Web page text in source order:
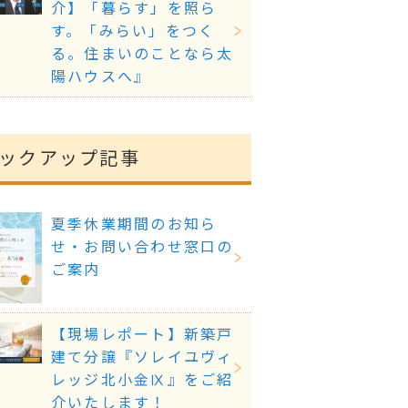
介】「暮らす」を照ら
す。「みらい」をつく
る。住まいのことなら太
陽ハウスへ』
クアップ記事
夏季休業期間のお知ら
せ・お問い合わせ窓口の
ご案内
【現場レポート】新築戸
建て分譲『ソレイユヴィ
レッジ北小金Ⅸ』をご紹
介いたします！